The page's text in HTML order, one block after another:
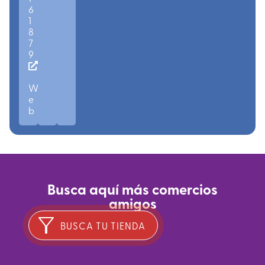
6
1
8
7
9
W
e
b
Busca aquí más comercios
amigos
BUSCA TU TIENDA